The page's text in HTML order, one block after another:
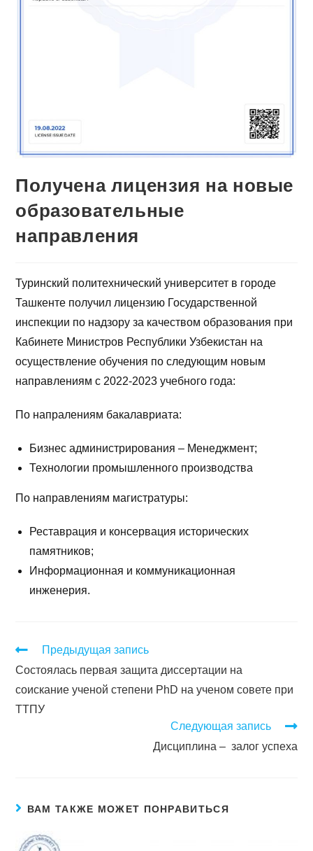
Получена лицензия на новые
образовательные
направления
Туринский политехнический университет в городе
Ташкенте получил лицензию Государственной
инспекции по надзору за качеством образования при
Кабинете Министров Республики Узбекистан на
осуществление обучения по следующим новым
направлениям с 2022-2023 учебного года:
По напралениям бакалавриата:
Бизнес администрирования – Менеджмент;
Технологии промышленного производства
По направлениям магистратуры:
Реставрация и консервация исторических
памятников;
Информационная и коммуникационная
инженерия.
Предыдущая запись
Состоялась первая защита диссертации на
соискание ученой степени PhD на ученом совете при
ТТПУ
Следующая запись
Дисциплина – залог успеха
ВАМ ТАКЖЕ МОЖЕТ ПОНРАВИТЬСЯ